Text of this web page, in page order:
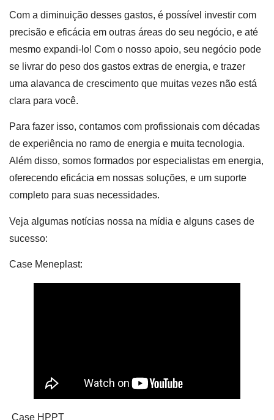
Com a diminuição desses gastos, é possível investir com
precisão e eficácia em outras áreas do seu negócio, e até
mesmo expandi-lo! Com o nosso apoio, seu negócio pode
se livrar do peso dos gastos extras de energia, e trazer
uma alavanca de crescimento que muitas vezes não está
clara para você.
Para fazer isso, contamos com profissionais com décadas
de experiência no ramo de energia e muita tecnologia.
Além disso, somos formados por especialistas em energia,
oferecendo eficácia em nossas soluções, e um suporte
completo para suas necessidades.
Veja algumas notícias nossa na mídia e alguns cases de
sucesso:
Case Meneplast:
Case HPPT